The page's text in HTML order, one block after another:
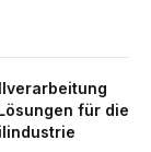
für die